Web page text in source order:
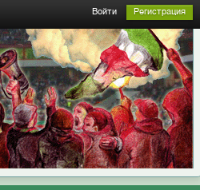
Войти Регистрация